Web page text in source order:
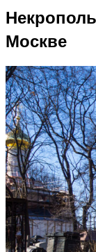
Москве